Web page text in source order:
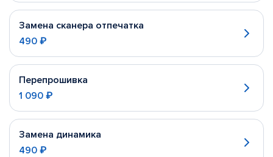
Замена сканера отпечатка
490 ₽
Перепрошивка
1 090 ₽
Замена динамика
490 ₽